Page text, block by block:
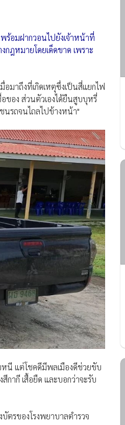
ร้อมฝากวอนไปยังเจ้าหน้าที่
ฎหมาย​โดยเด็ดขาด เพราะ
มาถึงที่เกิดเหตุซึ่งเป็นสี่แยกไฟ
ของ ส่วนตัวเองได้ยืนสูบบุหรี่
นรถจนไถลไปข้างหน้า"
นี แต่โชคดีมีพลเมืองดีช่วยขับ
กากี เสื้อยืด และบอกว่าจะรับ
ตรของโรงพยาบาลตำรวจ